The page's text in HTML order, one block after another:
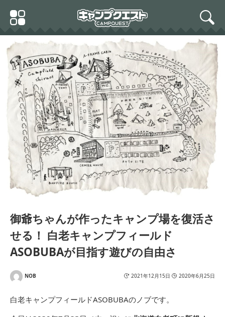
Primary
Menu
search
御爺ちゃんが作ったキャンプ場を復活さ
せる！ 白老キャンプフィールド
ASOBUBAが目指す遊びの自由さ
NOB 2021年12月15日 2020年6月25日
白老キャンプフィールドASOBUBAのノブです。